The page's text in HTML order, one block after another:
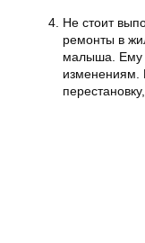
Не стоит
ремонты в
малыша. Ему
изменениям.